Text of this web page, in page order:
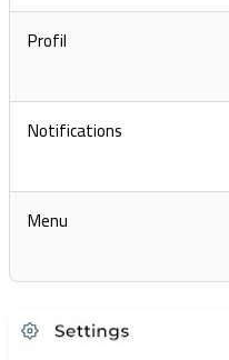
Profil
Notifications
Menu